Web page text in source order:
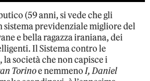
(59 anni, si vede che gli
sistema previdenziale migliore del
e bella ragazza iraniana, dei
Il Sistema contro le
società che non capisce i
Torinoe nemmenoI, Daniel